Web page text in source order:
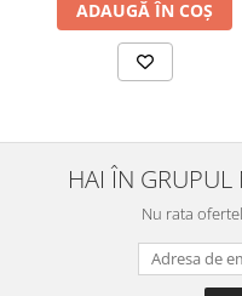
ADAUGĂ ÎN COȘ
HAI ÎN GRUPUL
Nu rata